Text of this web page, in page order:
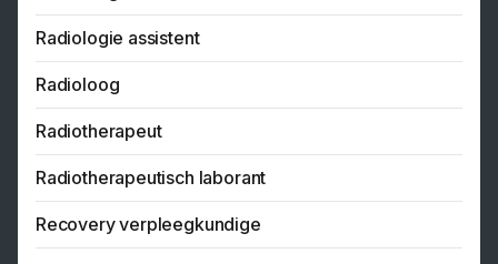
Radiologie assistent
Radioloog
Radiotherapeut
Radiotherapeutisch laborant
Recovery verpleegkundige